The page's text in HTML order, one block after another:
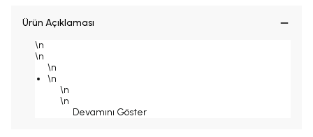
Ürün Açıklaması
\n
\n
\n
\n
\n
\n
Devamını Göster